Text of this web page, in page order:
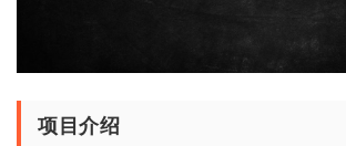
项目介绍